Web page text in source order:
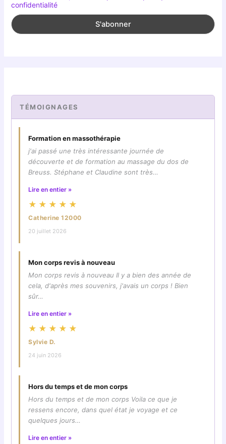
confidentialité
TÉMOIGNAGES
Formation en massothérapie
j'ai passé une très intéressante journée de
découverte et de formation au massage du dos de
Breuss. Stéphane et Claudine sont très…
Lire en entier »
★★★★★
Catherine 12000
20 juillet 2026
Mon corps revis à nouveau
Mon corps revis à nouveau Il y a bien des année de
cela, d'après mes souvenirs, j'avais un corps ! Bien
sûr…
Lire en entier »
★★★★★
Sylvie D.
24 juin 2026
Hors du temps et de mon corps
Hors du temps et de mon corps Voila ce que je
ressens encore, dans quel état je voyage et ce
quelques jours…
Lire en entier »